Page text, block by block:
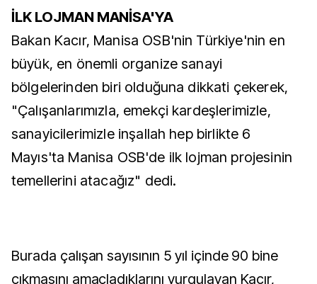
İLK LOJMAN MANİSA'YA
Bakan Kacır, Manisa OSB'nin Türkiye'nin en
büyük, en önemli organize sanayi
bölgelerinden biri olduğuna dikkati çekerek,
"Çalışanlarımızla, emekçi kardeşlerimizle,
sanayicilerimizle inşallah hep birlikte 6
Mayıs'ta Manisa OSB'de ilk lojman projesinin
temellerini atacağız" dedi.
Burada çalışan sayısının 5 yıl içinde 90 bine
çıkmasını amaçladıklarını vurgulayan Kacır,